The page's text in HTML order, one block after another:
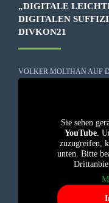
„DIGITALE
DIGITALEN
DIVKON21
VOLKER MOLTHAN AUF
Sie sehen
YouTube.
zuzugreifen,
unten. Bitte